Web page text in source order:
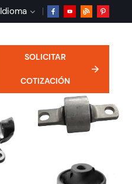
Idioma
SOLICITAR
COTIZACIÓN